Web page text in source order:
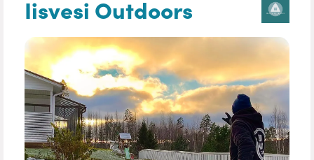
Iisvesi Outdoors